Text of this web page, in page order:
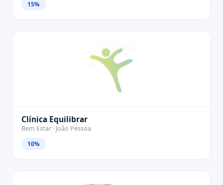
15%
Clínica Equilibrar
Bem Estar · João Pessoa
10%